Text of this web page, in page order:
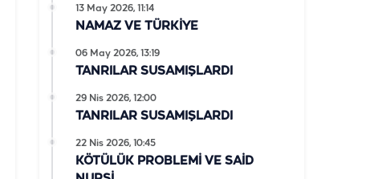
NAMAZ VE TÜRKİYE
13 May 2026, 11:14
TANRILAR SUSAMIŞLARDI
06 May 2026, 13:19
TANRILAR SUSAMIŞLARDI
29 Nis 2026, 12:00
KÖTÜLÜK PROBLEMİ VE SAİD
22 Nis 2026, 10:45